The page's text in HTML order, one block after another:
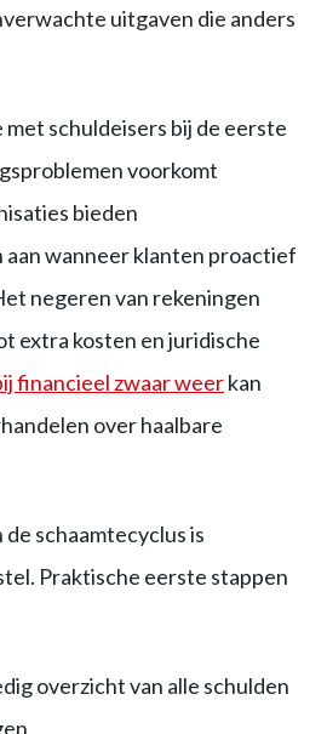
uitgaven die anders
schuldeisers bij de eerste
voorkomt
bieden
wanneer klanten proactief
negeren van rekeningen
extra kosten en juridische
financieel zwaar weerkan
over haalbare
schaamtecyclus is
Praktische eerste stappen
overzicht van alle schulden